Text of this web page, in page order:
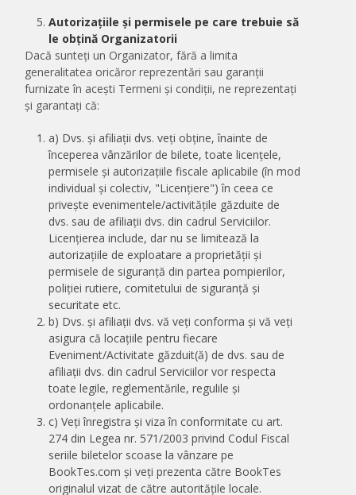
Autorizațiile și permisele pe care trebuie să
le obțină Organizatorii
Dacă sunteți un Organizator, fără a limita
generalitatea oricăror reprezentări sau garanții
furnizate în acești Termeni și condiții, ne reprezentați
și garantați că:
a) Dvs. și afiliații dvs. veți obține, înainte de
începerea vânzărilor de bilete, toate licențele,
permisele și autorizațiile fiscale aplicabile (în mod
individual și colectiv, "Licențiere") în ceea ce
privește evenimentele/activitățile găzduite de
dvs. sau de afiliații dvs. din cadrul Serviciilor.
Licențierea include, dar nu se limitează la
autorizațiile de exploatare a proprietății și
permisele de siguranță din partea pompierilor,
poliției rutiere, comitetului de siguranță și
securitate etc.
b) Dvs. și afiliații dvs. vă veți conforma și vă veți
asigura că locațiile pentru fiecare
Eveniment/Activitate găzduit(ă) de dvs. sau de
afiliații dvs. din cadrul Serviciilor vor respecta
toate legile, reglementările, regulile și
ordonanțele aplicabile.
c) Veți înregistra și viza în conformitate cu art.
274 din Legea nr. 571/2003 privind Codul Fiscal
seriile biletelor scoase la vânzare pe
BookTes.com și veți prezenta către BookTes
originalul vizat de către autoritățile locale.